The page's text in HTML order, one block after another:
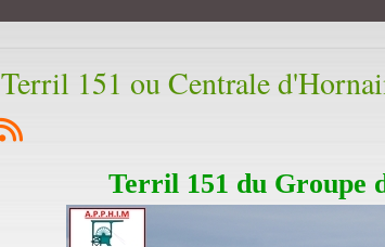
Terril 151 ou Centrale
Terril 151 du Groupe